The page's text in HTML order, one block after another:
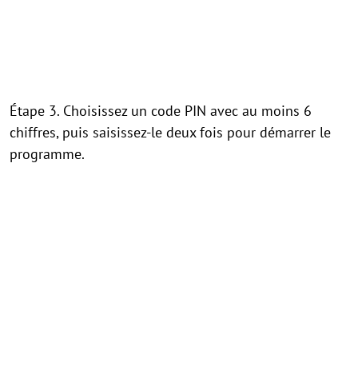
Étape 3. Choisissez un code PIN avec au moins 6
chiffres, puis saisissez-le deux fois pour démarrer le
programme.